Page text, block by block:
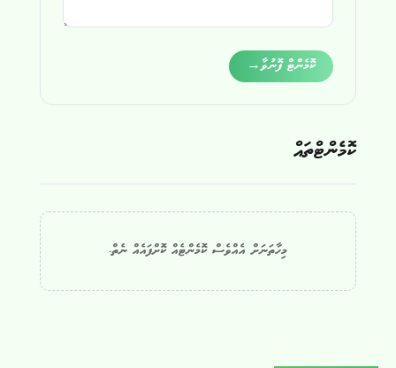
ކޮމެންޓް ފޮނުވާ→
ކޮމެންޓްތައް
މިހާތަނަށް އެއްވެސް ކޮމެންޓެއް ކޮށްފައެއް ނެތް.